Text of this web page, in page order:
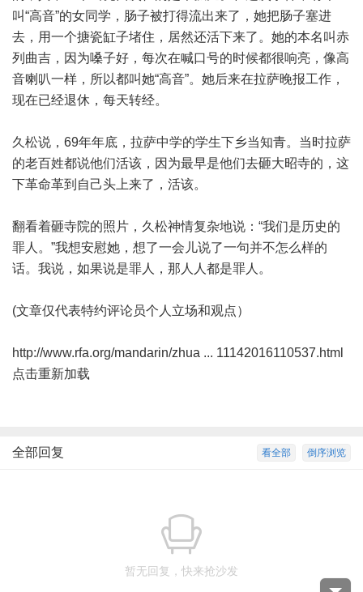
叫“高音”的女同学，肠子被打得流出来了，她把肠子塞进
去，用一个搪瓷缸子堵住，居然还活下来了。她的本名叫赤
列曲吉，因为嗓子好，每次在喊口号的时候都很响亮，像高
音喇叭一样，所以都叫她“高音”。她后来在拉萨晚报工作，
现在已经退休，每天转经。
久松说，69年年底，拉萨中学的学生下乡当知青。当时拉萨
的老百姓都说他们活该，因为最早是他们去砸大昭寺的，这
下革命革到自己头上来了，活该。
翻看着砸寺院的照片，久松神情复杂地说：“我们是历史的
罪人。”我想安慰她，想了一会儿说了一句并不怎么样的
话。我说，如果说是罪人，那人人都是罪人。
(文章仅代表特约评论员个人立场和观点）
http://www.rfa.org/mandarin/zhua ... 11142016110537.html
点击重新加载
倒序浏览
看全部
全部回复
暂无回复，快来抢沙发